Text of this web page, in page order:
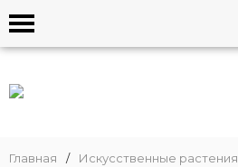
Главная / Искусственные растения